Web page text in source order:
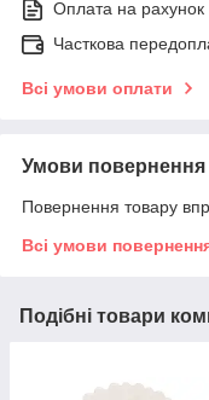
Оплата на рахунок
Часткова
Всі умови оплати
Умови повернення
Повернення товару
Всі умови
Подібні товари